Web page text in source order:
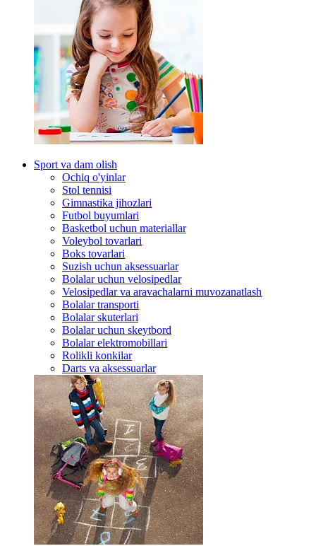
Sport va dam olish
Ochiq o'yinlar
Stol tennisi
Gimnastika jihozlari
Futbol buyumlari
Basketbol uchun materiallar
Voleybol tovarlari
Boks tovarlari
Suzish uchun aksessuarlar
Bolalar uchun velosipedlar
Velosipedlar va aravachalarni muvozanatlash
Bolalar transporti
Bolalar skuterlari
Bolalar uchun skeytbord
Bolalar elektromobillari
Rolikli konkilar
Darts va aksessuarlar